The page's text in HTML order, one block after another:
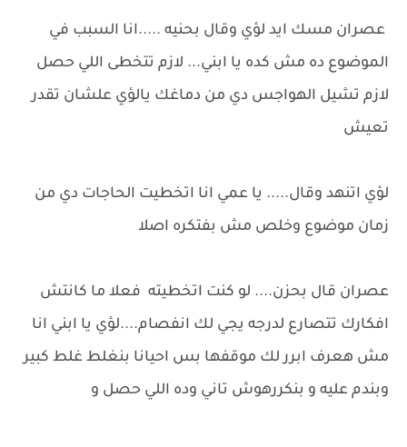
عصران مسك ايد لؤي وقال بحنيه .....انا السبب في
الموضوع ده مش كده يا ابني... لازم تتخطى اللي حصل
لازم تشيل الهواجس دي من دماغك يالؤي علشان تقدر
تعيش
لؤي اتنهد وقال..... يا عمي انا اتخطيت الحاجات دي من
زمان موضوع وخلص مش بفتكره اصلا
عصران قال بحزن.... لو كنت اتخطيته فعلا ما كانتش
افكارك تتصارع لدرجه يجي لك انفصام....لؤي يا ابني انا
مش هعرف ابرر لك موقفها بس احيانا بنغلط غلط كبير
وبندم عليه و بنكررهوش تاني وده اللي حصل و